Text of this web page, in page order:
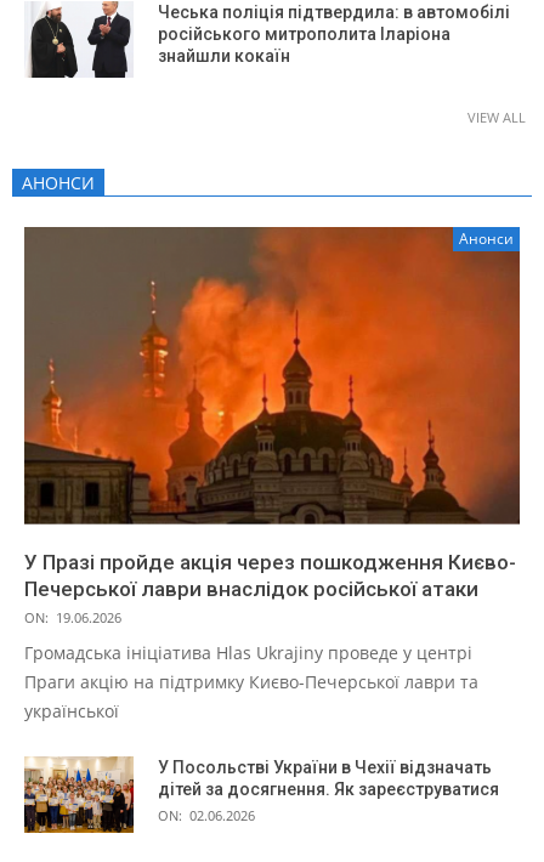
Чеська поліція підтвердила: в автомобілі
російського митрополита Іларіона
знайшли кокаїн
VIEW ALL
АНОНСИ
Анонси
У Празі пройде акція через пошкодження Києво-
Печерської лаври внаслідок російської атаки
ON: 19.06.2026
Громадська ініціатива Hlas Ukrajiny проведе у центрі
Праги акцію на підтримку Києво-Печерської лаври та
української
У Посольстві України в Чехії відзначать
дітей за досягнення. Як зареєструватися
ON: 02.06.2026